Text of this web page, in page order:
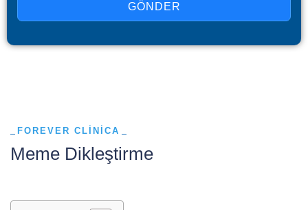
GÖNDER
FOREVER CLINICA
Meme Dikleştirme